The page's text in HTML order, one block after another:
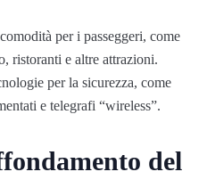
per i passeggeri, come
ristoranti e altre attrazioni.
per la sicurezza, come
e telegrafi “wireless”.
del